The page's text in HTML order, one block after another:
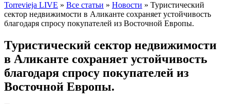
Torrevieja LIVE » Все статьи » Новости » Туристический
сектор недвижимости в Аликанте сохраняет устойчивость
благодаря спросу покупателей из Восточной Европы.
Туристический сектор недвижимости
в Аликанте сохраняет устойчивость
благодаря спросу покупателей из
Восточной Европы.